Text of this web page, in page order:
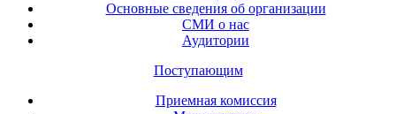
Основные сведения об организации
СМИ о нас
Аудитории
Поступающим
Приемная комиссия